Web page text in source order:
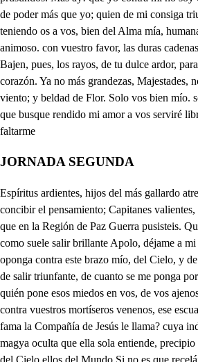
JORNADA SEGUNDA
Espíritus ardientes, hijos del más gallardo atrevimiento que pudo concibir el pensamiento; Capitanes valientes, que tan osados fuisteis, que en la Región de Paz Guerra pusisteis. Quedaos, quedaos, y solo, como suele salir brillante Apolo, déjame a mi salir, que aunque se oponga contra este brazo mío, del Cielo, y de la Tierra todo el brío; he de salir triunfante, de cuanto se me ponga por delante; qué receláis? quién pone esos miedos en vos, de vos ajenos? acaso es porque opone. contra vuestros mortíseros venenos, ese escuadrón el Cielo, a quen la fama la Compañía de Jesús le llama? cuya industria os pretende con magya oculta que ella sola entiende, precipio segundo, como Míguel del Cielo ellos del Mundo Si no es que receláis que declarado el Cielo en su favor, un gran soldado, previniéndole está, nara que siga las banderas que al viento, trémola contra el vuestro, y mi ardi miento. Pero estando yo aquí no son un varo todos vuestros recelo er todos los C n de po ma esta invencible mano, no saldrá vencedora, de más escuadras que la blanca Aurora recibe perlas, riza el Mar espumas, y el viente cortan voladoras plumas? Corrido estoy de que la pompa mía mi Imperio Soberano, así desprecié ufano, el Duque de Gandía. Y que aquel explendor, y bizarría, conque arrastro los hombros, y los hago que soliciten su mayor estrago, como la simplicilla mariposa, ese mismo le sea, antorcha luminosa, conque patente vea sencilla la verdad, y sin segundo viva en el Mundo, como muerto al Mún Tú misma pena amigo, es hoy la pena mía. Pues mi mal escuchaste, porque no me le alivias, Ay Mundo! porque temo, no sé si te lo diga, que ande salir en vano todas nuestras porfías. Si yo te favorezco, abrá quien no se rinda? y si tú me acompañas, abrá quién tenga vida? Serás leal conmigo? Mucho me Jesobligas cuando eso mi preguntas? quien si no yo apadrma tus altos pensamibatos? Ya sé que a mis fatigas, ninguno como tú; el hombro Mundolrdica? Buscando al Mundo vengo, que estoy aquestos días, siendo el Placer, mas triste que parto sin torrijas. Allí dos vultos veo, que apenas se divisan; gran falta es en un hombre el ser corto de vista. Es verdad, mas legosas están ya de tal guisa, que solo de mirarlas harán echar las tripas. Que es ver muy remilgada a Doña Hipocresía; hacer dos mil pucheros, con su boca fruncida. Teniendo en cuerpo muerto, el Alma con cosquillas: que es ver como en su coche se engueca, y repantiga, la madama soberbia, llevando muy contrita, (tanto el no poder puede) a su estribo a la envidia, Que es ver cantar a vuelos a Doña Fantasía; y jurar que desciende de las siete Cabrillas. Y que tiene una sangre más cándida, y más limpia que la Estrella de Venus, alabanza tan digna. Que de lo mismo que ella; se precian las morcillas: Mas dejando estas cosas, que aún cansan repetidas, y hablar de los ausentes, es poca cortesía. Quiero ver quiero ver quien son estos, que para tales vistas, me adado el Desengaño, de lumbres cristalinas, estos antojos: ala: que tal? por vida mía dígame que parezco? que en la moneda misma les pagaré: que miro cosas tan peregrinas, que el mismo que las tiene se espantara de oírlas. A quel parece el Mundo; mas no es como le pintan, ni aún como yo le busco, querara sabandija! Lo que es el corambovís, no hay más que me le pidan; mas las entrañas tiene, como enjambre de abispas, Parece, una manzana muy arrevoladica; mas con gusanos tiene toda el alma podrida. Pues el Diablo es el otro, que valiente partida para hacerlo albazea, aunque hoy tales se estilan que el Demonio con ellos, es una niñeria. Fuego de Dios que zancas, parecen de gallina, así son las narices de alguna que me mira. Aquí al Placer tenemos, que para que me asista, será buen compañero. Es verdad, mas la envidia conque nuestros lazos, el Desengaño cuida, le ha dado unos antojos, de tan aguda vista, que penetra con ellos todas nuestras malicias, y ha de huir de nosotros. Pues eso te fatiga? Pues qué? hallarás remedios En mi industria no fías? Ya le Mundo que suelen poder más que las mías, tus vivas diligencias. Así es bien que lo digas, sígueme, y diligente lo que yo hiciere imita. Seré tu sombra en todo. Y labrá quien nos mira, que el Demonio, y el Mundo puede a prender dalicias. . Oh santo De engaño! ruego al Cielo que vivas, mas que un a suegra? es poco; y es esa muy ruin vida. Vive más que siennecios, puestos en terdala, poque me hal dado en estas lumbreras cris Un Mirador, que tiene las más extrañas vistas, que han cenido mil novios, en su primera vista. Señores míos, quieren ustedes que les diga, algunas cosas buenas, que desde aquí se miran? Guarda Pablo: no hubiera en dos mil costanillas, para tirarme, navos, para matarme, chinas, Llega por ese lado. De mi cuidado fía. Sígueme el movimiento. La traza es peregrina. Al decir las verdades; a todos sabe a almibar, mas al oírla, todos, la tienen por de acibar. Ya es hora. Ya te sigo. Que atodos sea tan linda la propia tatadura? Lleguemos pues De prisa. Lindamente so hecho. Sal me con la leca. Así del Desengaño, quedará desmentida la vana diligencia; sino digo la envidia. El Mundo, y el Dimonio, con diligencia viva así la vista a todos, del Desangaño quitan. No sé lo que metengo. Ni habrá quien te lo diga. Estoy en otro Mundo? Yo soy el que soña. Placer amigo mío. Plecer del alma mía. Aquí estabáis vosotros, y no me habláis. Tenías tan robado el sentido, y el alma tan sin vida, que no ojas, oyendo, m y mirando, no vias. Tienes razón, que he estado; con tales santasías; que de Placer, apenas me quedaba una pisca. Qué hay por acá de nuevo? Amigo, gran desdicha. Puedo servir yo en algo. No hay duda que podías. Pues alto, aquí estoy presto. Con eso nos cautivas. Pues amigos al Arma. . Al arma todos digan. Seguiré vuestras voces, y yo daré las mías, porque el reñir callando, es cosa desabrida. Lograré mis intentos. No habrá quien me refista. Vengaré mis agravios. Seré irritada Idra. Pues amigos al arma. . Al arma todos digan. . Y yo veré en que paran aquestas valentías, n enojarme mucho, que la pachetra mía, por los cuidados de otros podo fastidio pilla. Ya la razón turbada! va la atención dudosa! ya los sentidos muertes! y las potencias locas. Sin firmeza el discurso! sin cláusulas la boca el Alma entre mil dudas! la vida entre mil sombras! Un mar es combatido, dereperidas olas, el triste pecho mío: y el Alma tuidadosa, en tempestades tantas, sin advertir se engolfa. Ya los abismos mira! ya con las nuves toca! el viento ya la burla! el mar, ya la sozobra, y ya se considera la inquieta, y temerosa, Pobre barquilla mía, entre peñascos rota. Mas pues que de Isabel la Muerte lastimosa, es norte que te enseña, el fin de tu derrota. en ella pon la mira, a ella atiende sela: te sarvitán de estrellas, sus clarísimas sombras? cierra el oído atento a la voz engañosa, de las dulces Sirenas; y con orejas sordas, atiende al salvamento, con la mano en la sonda, que corres gran peligro: hallándote